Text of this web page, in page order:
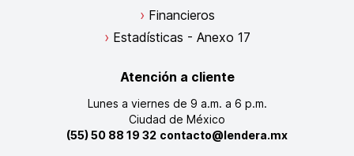
Financieros
Estadísticas - Anexo 17
Atención a cliente
Lunes a viernes de 9 a.m. a 6 p.m.
Ciudad de México
(55) 50 88 19 32 contacto@lendera.mx